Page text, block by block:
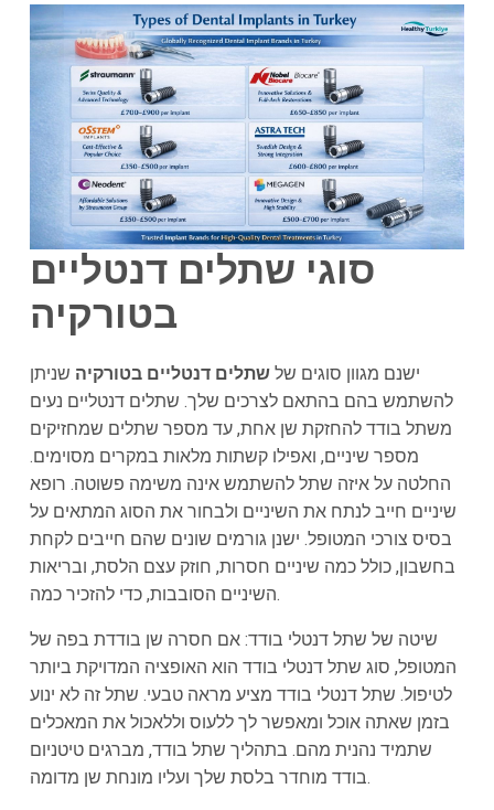
סוגי שתלים דנטליים
בטורקיה
ישנם מגוון סוגים שלשתלים דנטליים בטורקיה שניתן
להשתמש בהם בהתאם לצרכים שלך. שתלים דנטליים נעים
משתל בודד להחזקת שן אחת, עד מספר שתלים שמחזיקים
מספר שיניים, ואפילו קשתות מלאות במקרים מסוימים.
החלטה על איזה שתל להשתמש אינה משימה פשוטה. רופא
שיניים חייב לנתח את השיניים ולבחור את הסוג המתאים על
בסיס צורכי המטופל. ישנן גורמים שונים שהם חייבים לקחת
בחשבון, כולל כמה שיניים חסרות, חוזק עצם הלסת, ובריאות
השיניים הסובבות, כדי להזכיר כמה.
שיטה של שתל דנטלי בודד: אם חסרה שן בודדת בפה של
המטופל, סוג שתל דנטלי בודד הוא האופציה המדויקת ביותר
לטיפול. שתל דנטלי בודד מציע מראה טבעי. שתל זה לא ינוע
בזמן שאתה אוכל ומאפשר לך ללעוס וללאכול את המאכלים
שתמיד נהנית מהם. בתהליך שתל בודד, מברגים טיטניום
בודד מוחדר בלסת שלך ועליו מונחת שן מדומה.